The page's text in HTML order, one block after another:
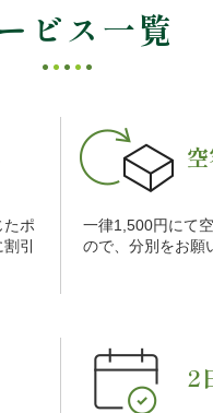
ビス一覧
たポ
引
一律1,500円にて
ので、分別をお願
2